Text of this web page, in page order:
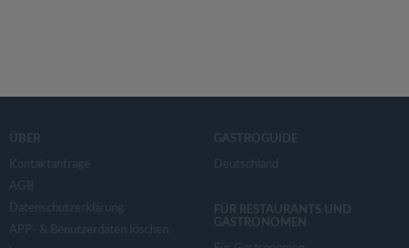
ÜBER
Kontaktanfrage
AGB
Datenschutzerklärung
APP- & Benutzerdaten löschen
GASTROGUIDE
Deutschland
FÜR RESTAURANTS UND
GASTRONOMEN